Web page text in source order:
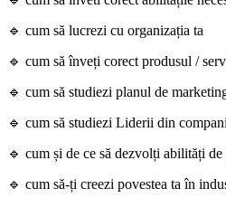
🔹 cum să lucrezi cu organizația ta
🔹 cum să înveți corect produsul /
🔹 cum să studiezi planul de
🔹 cum să studiezi Liderii din
🔹 cum și de ce să dezvolți abilități
🔹 cum să-ți creezi povestea ta în